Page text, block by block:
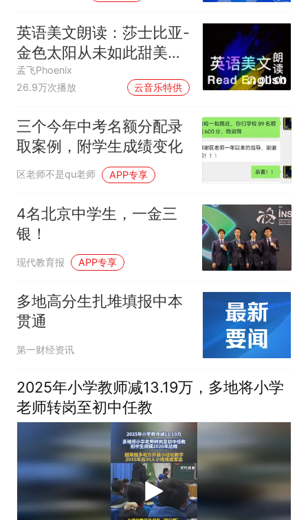
英语美文朗读：莎士比亚-
金色太阳从未如此甜美吻
过
孟飞Phoenix
26.9万次播放
云音乐特供
00:00
三个今年中考名额分配录
取案例，附学生成绩变化
区老师不是qu老师 APP专享
4名北京中学生，一金三
银！
现代教育报 APP专享
多地高分生扎堆填报中本
贯通
第一财经资讯
2025年小学教师减13.19万，多地将小学
老师转岗至初中任教